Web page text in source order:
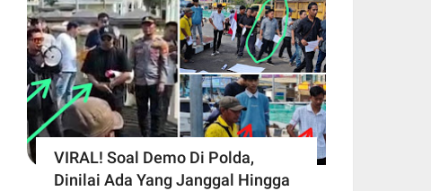
VIRAL! Soal Demo Di Polda,
Dinilai Ada Yang Janggal Hingga